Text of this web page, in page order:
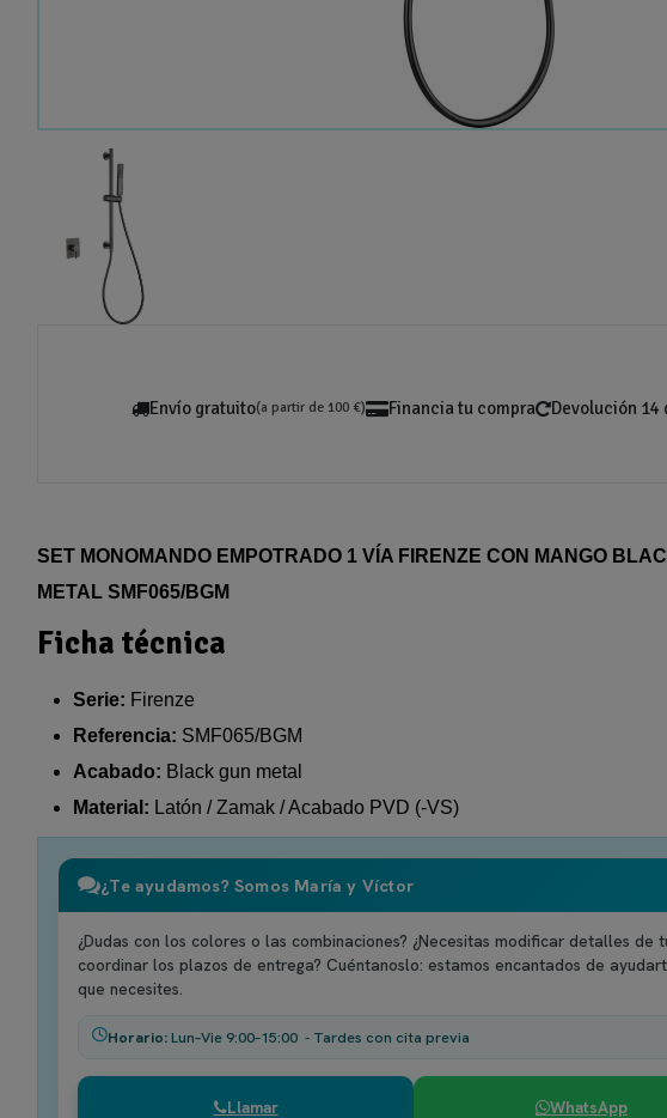
Envío gratuito(a partir de 100 €) Financia tu compra Devolución 14
SET MONOMANDO EMPOTRADO 1 VÍA FIRENZE CON MANGO
METAL SMF065/BGM
Ficha técnica
Serie: Firenze
Referencia: SMF065/BGM
Acabado: Black gun metal
Material: Latón / Zamak / Acabado PVD (-VS)
¿Te ayudamos? Somos María y Víctor
¿Dudas con los colores o las combinaciones? ¿Necesitas modificar detalles de
coordinar los plazos de entrega? Cuéntanoslo: estamos encantados de
que necesites.
Horario:Lun–Vie 9:00–15:00 - Tardes con cita previa
Llamar WhatsApp